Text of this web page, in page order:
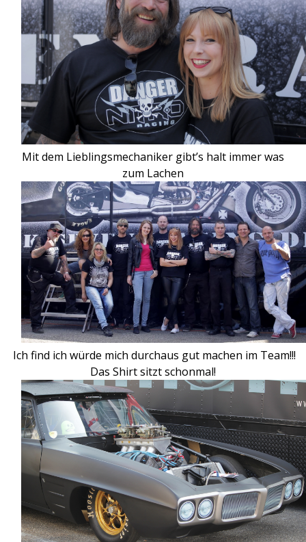
Mit dem Lieblingsmechaniker gibt’s halt immer was
zum Lachen
Ich find ich würde mich durchaus gut machen im Team!!!
Das Shirt sitzt schonmal!